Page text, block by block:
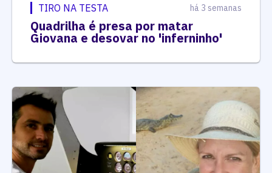
TIRO NA TESTA há 3 semanas
Quadrilha é presa por matar
Giovana e desovar no 'inferninho'